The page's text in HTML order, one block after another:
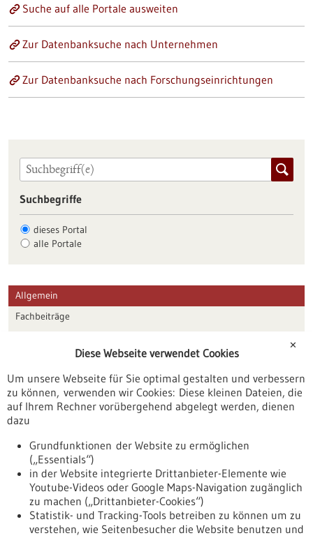
Suche auf alle Portale ausweiten
Zur Datenbanksuche nach Unternehmen
Zur Datenbanksuche nach Forschungseinrichtungen
Suchbegriffe
dieses Portal
alle Portale
Allgemein
Fachbeiträge
Veranstaltungen
Erscheinungsdatum
✕
Diese Webseite verwendet Cookies
Um unsere Webseite für Sie optimal gestalten und verbessern
zu können, verwenden wir Cookies: Diese kleinen Dateien, die
auf Ihrem Rechner vorübergehend abgelegt werden, dienen
dazu
Grundfunktionen der Website zu ermöglichen
(„Essentials“)
in der Website integrierte Drittanbieter-Elemente wie
Youtube-Videos oder Google Maps-Navigation zugänglich
zu machen („Drittanbieter-Cookies“)
Statistik- und Tracking-Tools betreiben zu können um zu
verstehen, wie Seitenbesucher die Website benutzen und